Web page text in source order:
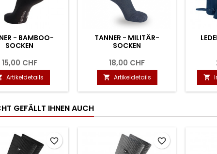
- BAMBOO-
SOCKEN
15,00 CHF
Artikeldetails
TANNER - MILITÄR-
SOCKEN
18,00 CHF
 Artikeldetails 
GEFÄLLT IHNEN AUCH
favorite_border favorite_border